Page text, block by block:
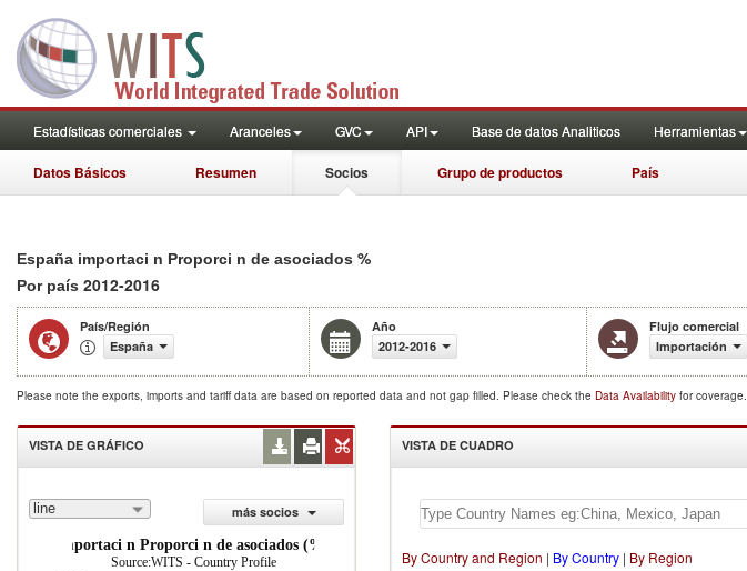
Estadísticas comerciales Aranceles GVC API Base de datos Analiticos Herramientas
Datos Básicos Resumen Socios Grupo de productos País
España importaci n Proporci n de asociados %
Por país 2012-2016
País/Región
España
Año
2012-2016
Flujo comercial
Importación
Please note the exports, imports and tariff data are based on reported data and not gap filled. Please check the Data Availability for coverage.
VISTA DE GRÁFICO
line
más socios
importaci n Proporci n de asociados (%)
Source:WITS - Country Profile
VISTA DE CUADRO
By Country and Region | By Country | By Region